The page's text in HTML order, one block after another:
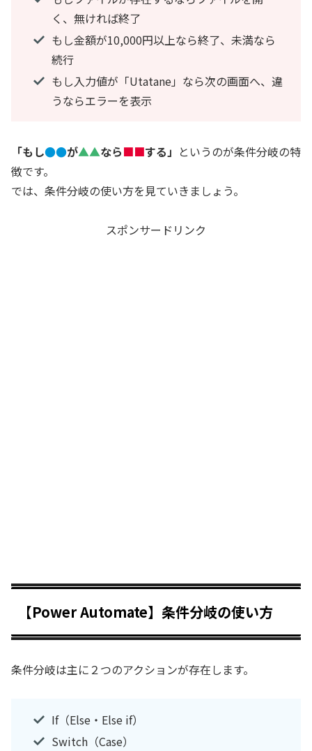
く、無ければ終了
もし金額が10,000円以上なら終了、未満なら
続行
もし入力値が「Utatane」なら次の画面へ、違
うならエラーを表示
「もし●●が▲▲なら■■する」 というのが条件分岐の特
徴です。
では、条件分岐の使い方を見ていきましょう。
スポンサードリンク
【Power Automate】条件分岐の使い方
条件分岐は主に２つのアクションが存在します。
If（Else・Else if）
Switch（Case）